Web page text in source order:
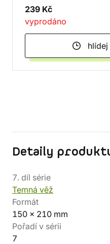
239 Kč
vyprodáno
hlídej
Detaily
7. díl série
Temná věž
Formát
150 x 210 mm
Pořadí v sérii
7